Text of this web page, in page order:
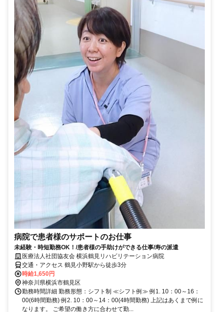
病院で患者様のサポートのお仕事
未経験・時短勤務OK！/患者様の手助けができる仕事/寿の派遣
医療法人社団協友会 横浜鶴見リハビリテーション病院
交通・アクセス 鶴見小野駅から徒歩3分
時給1,650円
神奈川県横浜市鶴見区
勤務時間詳細 勤務形態：シフト制 ≪シフト例≫ 例1. 10：00～16：
00(6時間勤務) 例2. 10：00～14：00(4時間勤務) 上記はあくまで例に
なります。 ご希望の働き方に合わせて勤...